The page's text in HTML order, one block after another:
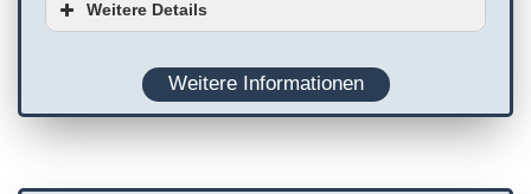
Weitere Details
Weitere Informationen